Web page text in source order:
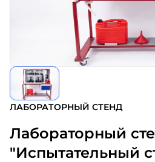
ЛАБОРАТОРНЫЙ СТЕНД
Лабораторный
"Испытательный